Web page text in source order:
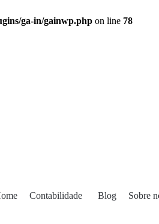
ga-in/gainwp.php on line 78
Contabilidade Blog Sobre